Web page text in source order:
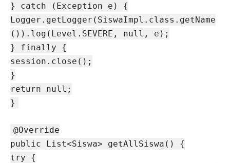
} catch (Exception e) {
Logger.getLogger(SiswaImpl.class.getName
()).log(Level.SEVERE, null, e);
} finally {
session.close();
}
return null;
}
@Override
public List<Siswa> getAllSiswa() {
try {